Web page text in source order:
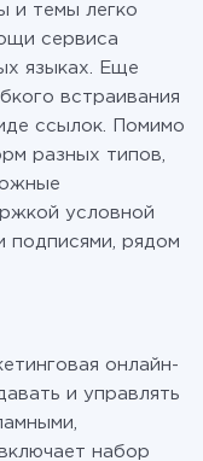
и темы легко
сервиса
языках. Еще
встраивания
ссылок. Помимо
разных типов,
условной
подписями, рядом
онлайн-
и управлять
набор